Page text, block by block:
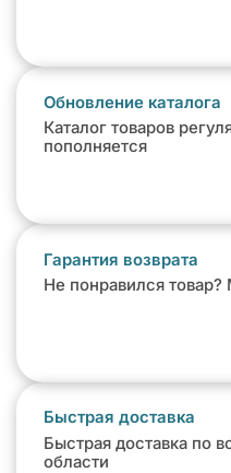
Обновление каталога
Каталог товаров
пополняется
Гарантия возврата
Не понравился
Быстрая доставка
Быстрая доставка по
области